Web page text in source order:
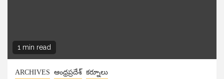
1 min read
ARCHIVES ఆంధ్రప్రదేశ్ కర్నూలు